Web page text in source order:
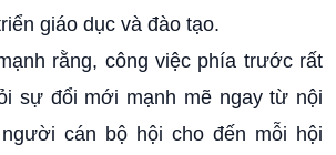
giáo dục và đào tạo.
rằng, công việc phía trước rất
sự đổi mới mạnh mẽ ngay từ nội
cán bộ hội cho đến mỗi hội